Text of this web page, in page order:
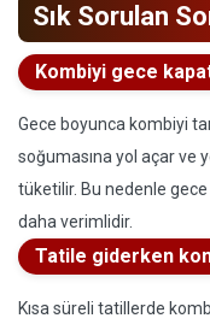
Sık Sorulan
Kombiyi gece
Gece boyunca kombiyi
soğumasına yol açar ve
tüketilir. Bu nedenle gece
daha verimlidir.
Tatile giderken
Kısa süreli tatillerde